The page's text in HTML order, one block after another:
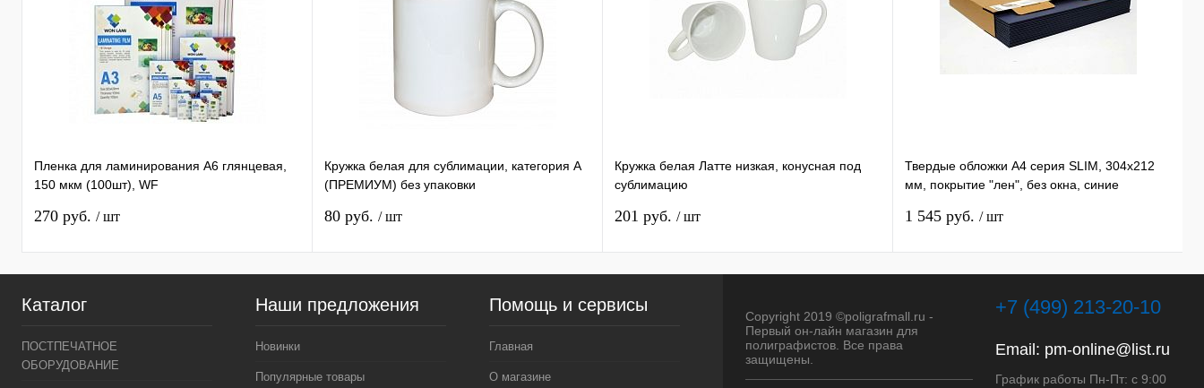
Пленка для ламинирования А6 глянцевая,
150 мкм (100шт), WF
270 руб. / шт
Кружка белая для сублимации, категория А
(ПРЕМИУМ) без упаковки
80 руб. / шт
Кружка белая Латте низкая, конусная под
сублимацию
201 руб. / шт
Твердые обложки А4 серия SLIM, 304x212
мм, покрытие "лен", без окна, синие
1 545 руб. / шт
Каталог
ПОСТПЕЧАТНОЕ
ОБОРУДОВАНИЕ
Наши предложения
Новинки
Популярные товары
Помощь и сервисы
Главная
О магазине
Copyright 2019 ©poligrafmall.ru -
Первый он-лайн магазин для
полиграфистов. Все права
защищены.
+7 (499) 213-20-10
Email: pm-online@list.ru
График работы Пн-Пт: с 9:00